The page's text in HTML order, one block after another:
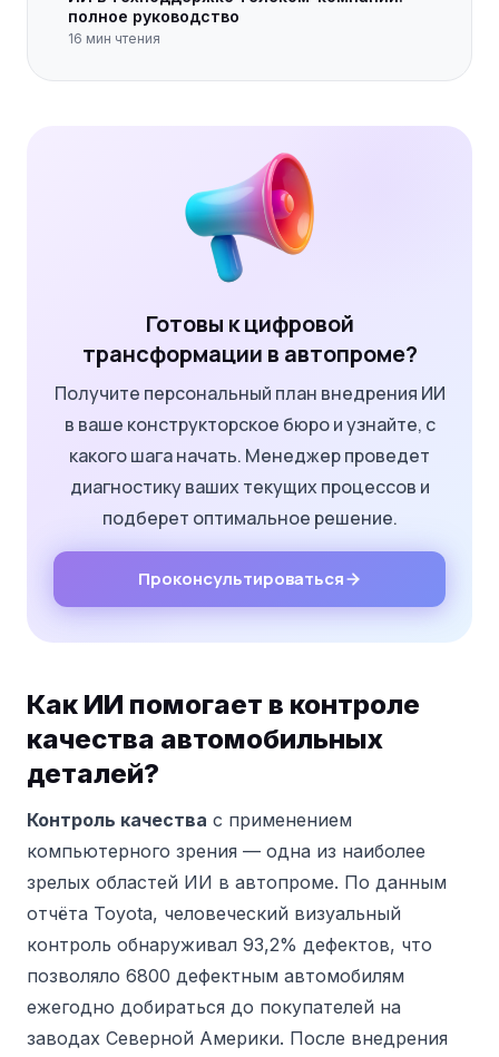
полное руководство
16 мин чтения
Готовы к цифровой
трансформации в автопроме?
Получите персональный план внедрения ИИ
в ваше конструкторское бюро и узнайте, с
какого шага начать. Менеджер проведет
диагностику ваших текущих процессов и
подберет оптимальное решение.
Проконсультироваться
Как ИИ помогает в контроле
качества автомобильных
деталей?
Контроль качества с применением
компьютерного зрения — одна из наиболее
зрелых областей ИИ в автопроме. По данным
отчёта Toyota, человеческий визуальный
контроль обнаруживал 93,2% дефектов, что
позволяло 6800 дефектным автомобилям
ежегодно добираться до покупателей на
заводах Северной Америки. После внедрения